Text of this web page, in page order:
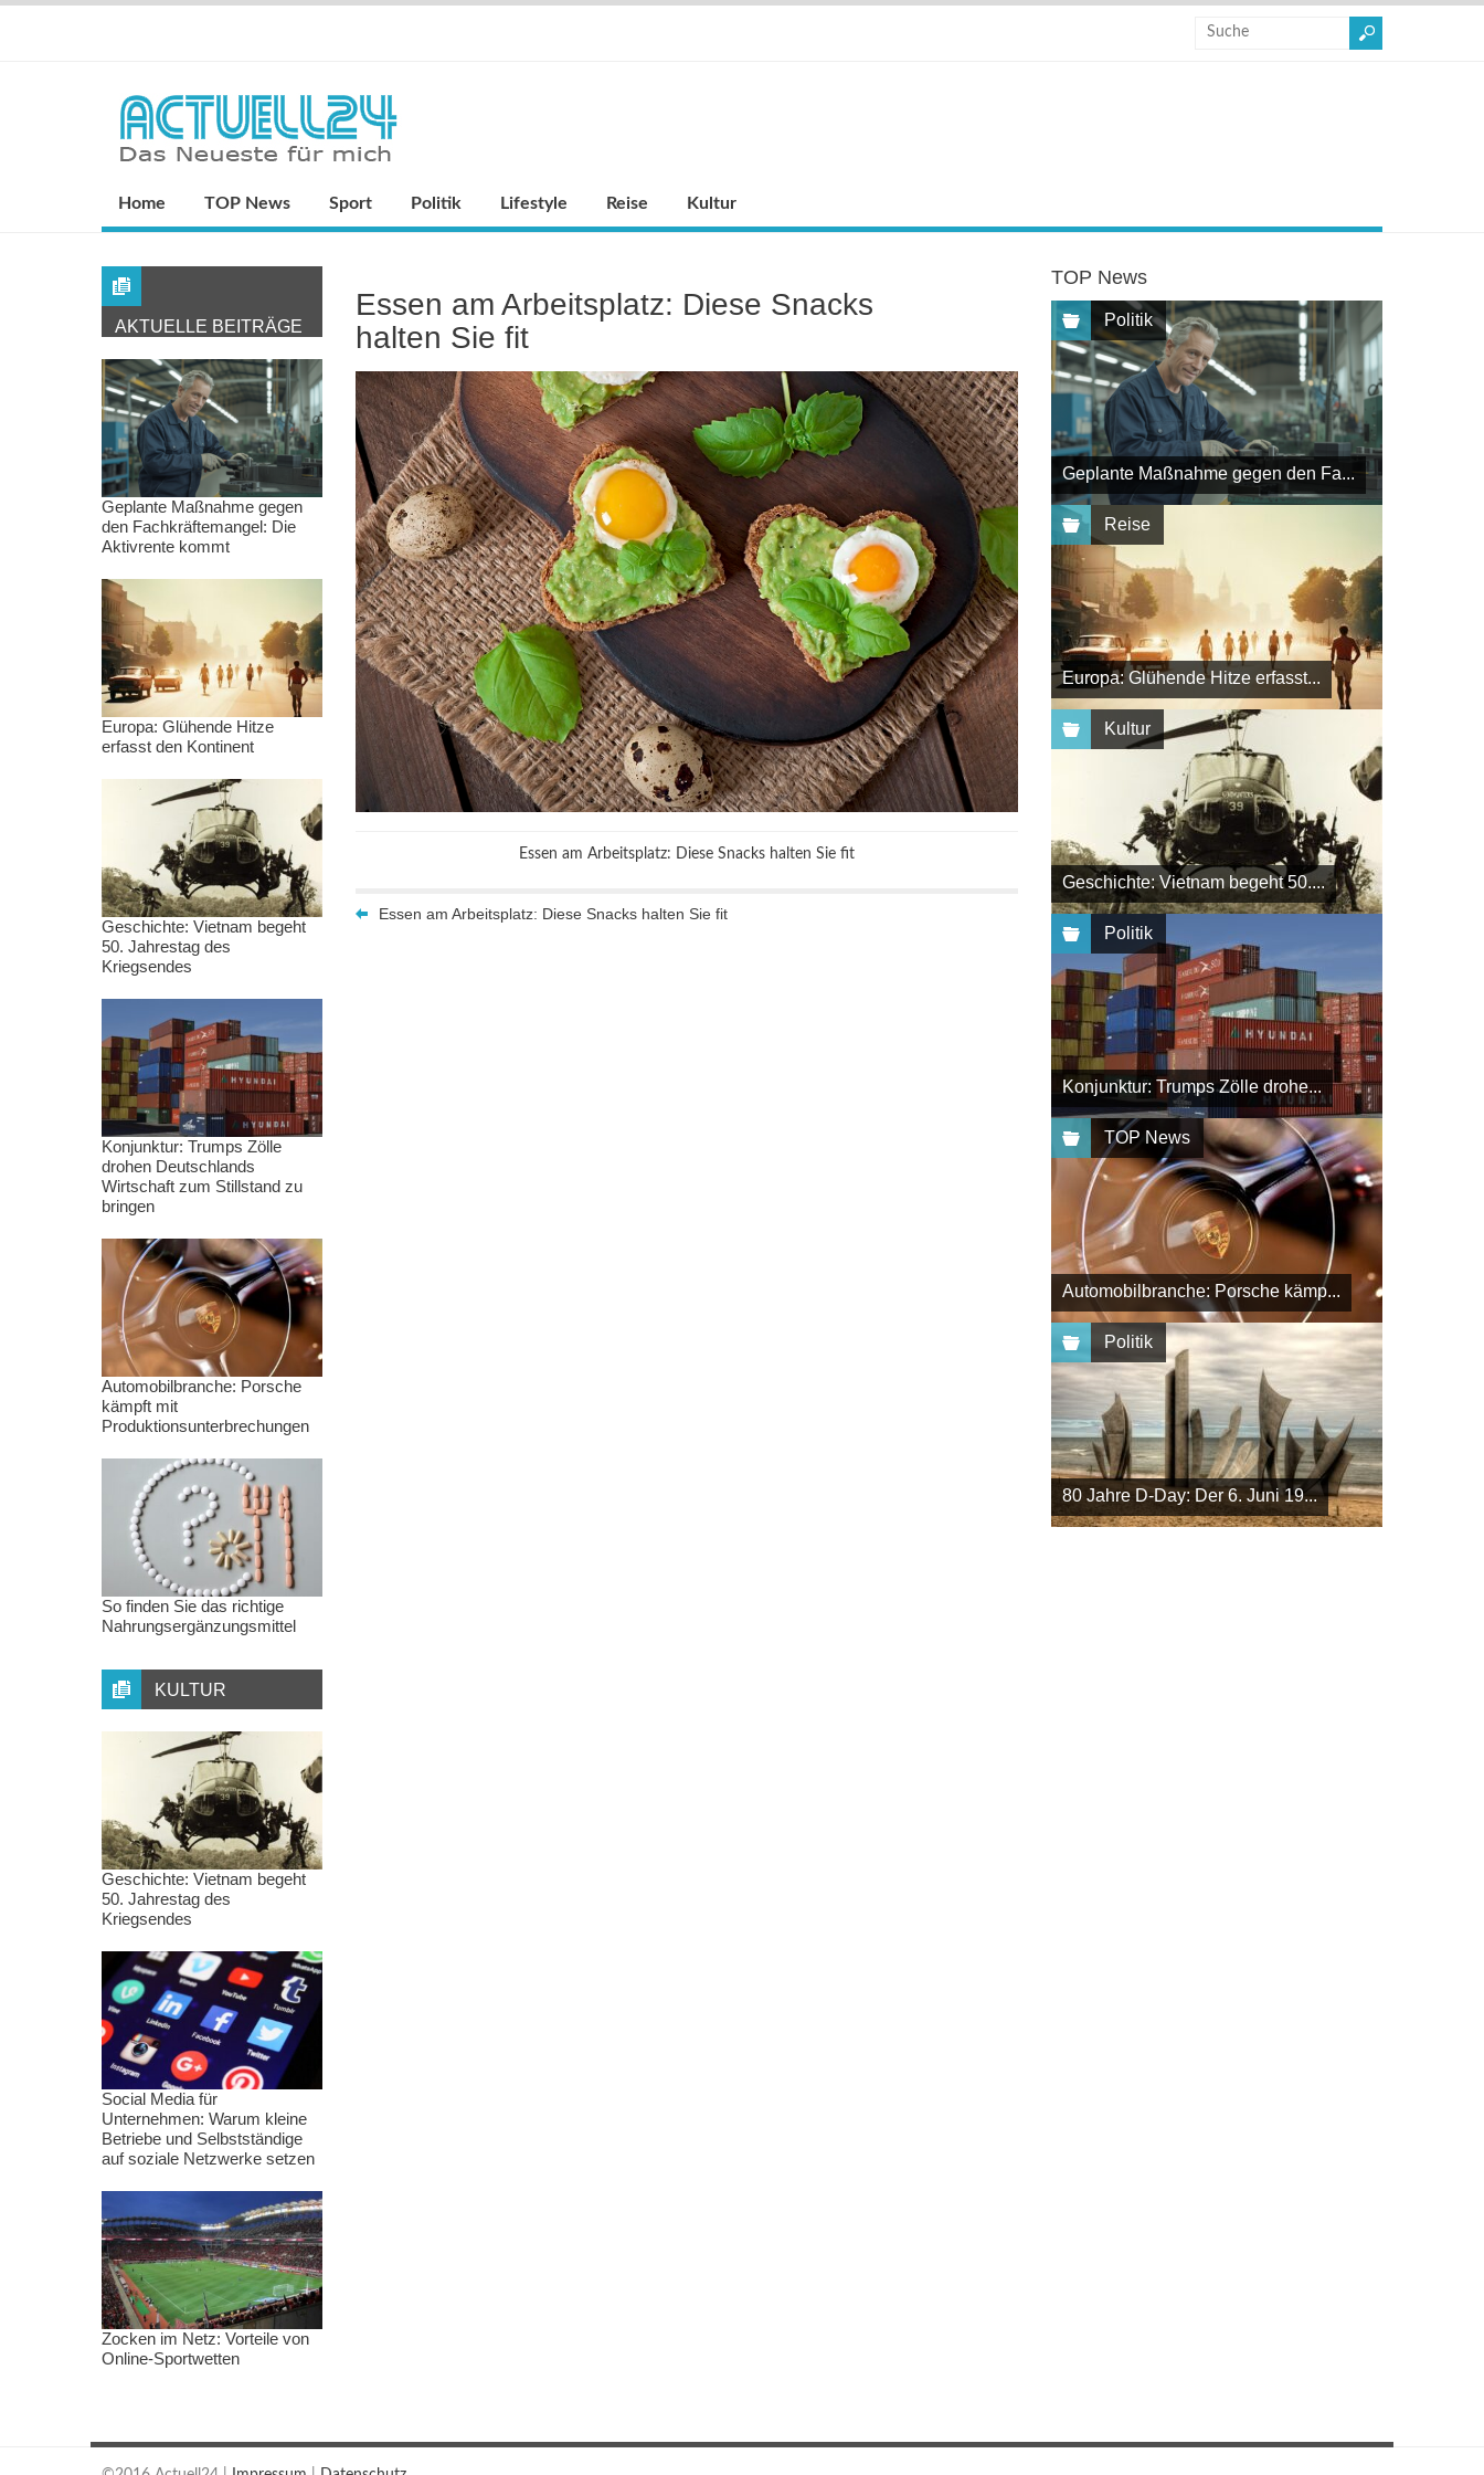
Home TOP News Sport Politik Lifestyle Reise Kultur
Essen am Arbeitsplatz: Diese Snacks
halten Sie fit
Essen am Arbeitsplatz: Diese Snacks halten Sie fit
Essen am Arbeitsplatz: Diese Snacks halten Sie fit
TOP News
Politik
Geplante Maßnahme gegen den Fa...
Reise
Europa: Glühende Hitze erfasst...
Kultur
Geschichte: Vietnam begeht 50....
Politik
Konjunktur: Trumps Zölle drohe...
TOP News
Automobilbranche: Porsche kämp...
Politik
80 Jahre D-Day: Der 6. Juni 19...
AKTUELLE BEITRÄGE
Geplante Maßnahme gegen
den Fachkräftemangel: Die
Aktivrente kommt
Europa: Glühende Hitze
erfasst den Kontinent
Geschichte: Vietnam begeht
50. Jahrestag des
Kriegsendes
Konjunktur: Trumps Zölle
drohen Deutschlands
Wirtschaft zum Stillstand zu
bringen
Automobilbranche: Porsche
kämpft mit
Produktionsunterbrechungen
So finden Sie das richtige
Nahrungsergänzungsmittel
KULTUR
Geschichte: Vietnam begeht
50. Jahrestag des
Kriegsendes
Social Media für
Unternehmen: Warum kleine
Betriebe und Selbstständige
auf soziale Netzwerke setzen
Zocken im Netz: Vorteile von
Online-Sportwetten